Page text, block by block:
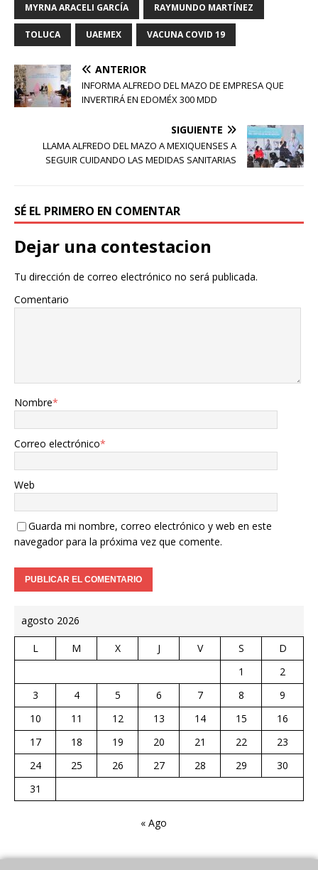
MYRNA ARACELI GARCÍA RAYMUNDO MARTÍNEZ
TOLUCA UAEMEX VACUNA COVID 19
ANTERIOR
INFORMA ALFREDO DEL MAZO DE EMPRESA QUE
INVERTIRÁ EN EDOMÉX 300 MDD
SIGUIENTE
LLAMA ALFREDO DEL MAZO A MEXIQUENSES A
SEGUIR CUIDANDO LAS MEDIDAS SANITARIAS
SÉ EL PRIMERO EN COMENTAR
Dejar una contestacion
Tu dirección de correo electrónico no será publicada.
Comentario
Nombre*
Correo electrónico*
Web
Guarda mi nombre, correo electrónico y web en este
navegador para la próxima vez que comente.
agosto 2026
L M X J V S
D
1
2
3
4 5 6 7 8
9
10
11 12 13 14 15
16
17
18 19 20 21 22
23
24
25 26 27 28 29
30
31
« Ago